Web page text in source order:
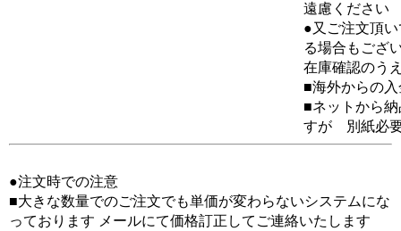
遠慮ください
●又ご注文頂
る場合もござ
在庫確認のう
■海外からの
■ネットから
すが 別紙必
●注文時での注意
■大きな数量でのご注文でも単価が変わらないシステムにな
っております メールにて価格訂正してご連絡いたします